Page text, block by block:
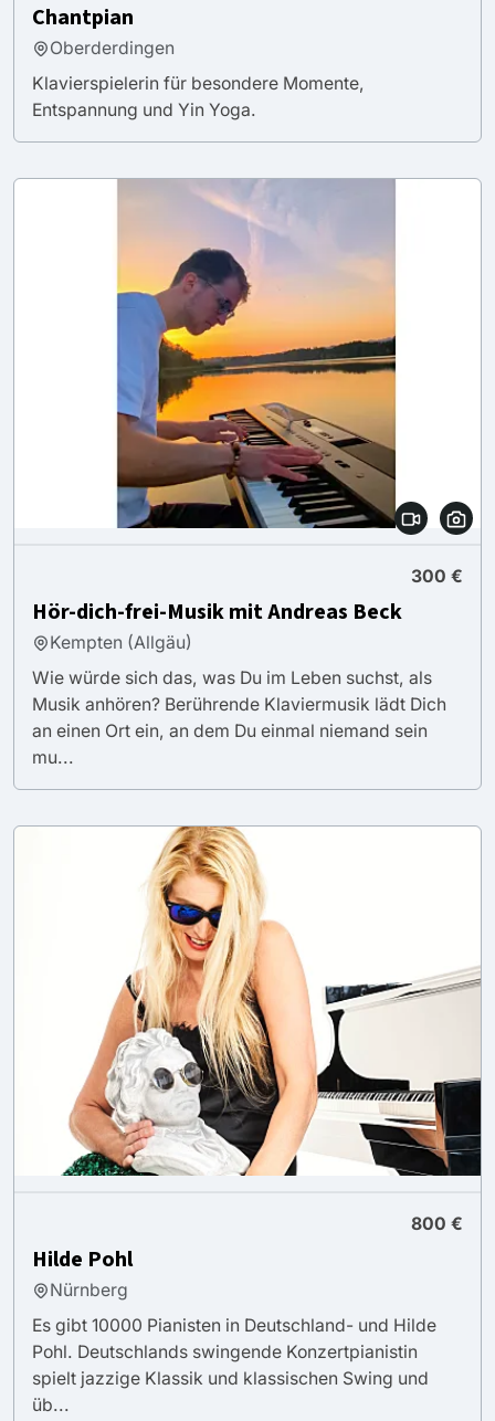
Chantpian
Oberderdingen
Klavierspielerin für besondere Momente,
Entspannung und Yin Yoga.
300 €
Hör-dich-frei-Musik mit Andreas Beck
Kempten (Allgäu)
Wie würde sich das, was Du im Leben suchst, als
Musik anhören? Berührende Klaviermusik lädt Dich
an einen Ort ein, an dem Du einmal niemand sein
mu...
800 €
Hilde Pohl
Nürnberg
Es gibt 10000 Pianisten in Deutschland- und Hilde
Pohl. Deutschlands swingende Konzertpianistin
spielt jazzige Klassik und klassischen Swing und
üb...